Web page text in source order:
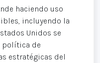
haciendo uso
incluyendo la
Unidos se
política de
estratégicas del